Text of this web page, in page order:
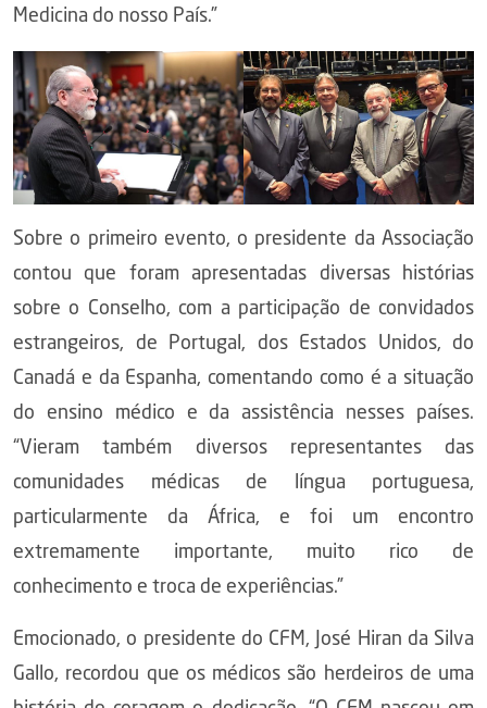
Medicina do nosso País.”
Sobre o primeiro evento, o presidente da Associação
contou que foram apresentadas diversas histórias
sobre o Conselho, com a participação de convidados
estrangeiros, de Portugal, dos Estados Unidos, do
Canadá e da Espanha, comentando como é a situação
do ensino médico e da assistência nesses países.
“Vieram também diversos representantes das
comunidades médicas de língua portuguesa,
particularmente da África, e foi um encontro
extremamente importante, muito rico de
conhecimento e troca de experiências.”
Emocionado, o presidente do CFM, José Hiran da Silva
Gallo, recordou que os médicos são herdeiros de uma